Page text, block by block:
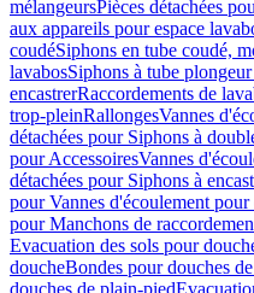
mélangeursPièces détachées
aux appareils pour espace
coudéSiphons en tube coudé,
lavabosSiphons à tube
encastrerRaccordements de
trop-pleinRallongesVannes
détachées pour Siphons à
pour AccessoiresVannes
détachées pour Siphons à
pour Vannes d'écoulement
pour Manchons de
Evacuation des sols pour
doucheBondes pour douches
douches de plain-pied